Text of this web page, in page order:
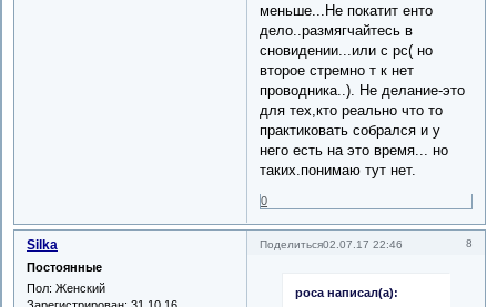
меньше...Не покатит енто
дело..размягчайтесь в
сновидении...или с рс( но
второе стремно т к нет
проводника..). Не делание-это
для тех,кто реально что то
практиковать собрался и у
него есть на это время... но
таких.понимаю тут нет.
0
Поделиться 8
02.07.17 22:46
Silka
Постоянные
Пол: Женский
роса написал(а):